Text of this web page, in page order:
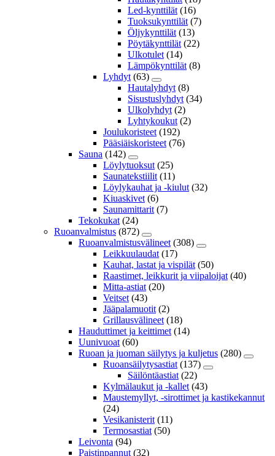
Led-kynttilät (16)
Tuoksukynttilät (7)
Öljykynttilät (13)
Pöytäkynttilät (22)
Ulkotulet (14)
Lämpökynttilät (8)
Lyhdyt (63)
Hautalyhdyt (8)
Sisustuslyhdyt (34)
Ulkolyhdyt (2)
Lyhtykoukut (2)
Joulukoristeet (192)
Pääsiäiskoristeet (76)
Sauna (142)
Löylytuoksut (25)
Saunatekstiilit (11)
Löylykauhat ja -kiulut (32)
Kiuaskivet (6)
Saunamittarit (7)
Tekokukat (24)
Ruoanvalmistus (872)
Ruoanvalmistusvälineet (308)
Leikkuulaudat (17)
Kauhat, lastat ja vispilät (50)
Raastimet, leikkurit ja viipaloijat (40)
Mitta-astiat (20)
Veitset (43)
Jääpalamuotit (2)
Grillausvälineet (18)
Hauduttimet ja keittimet (14)
Uunivuoat (60)
Ruoan ja juoman säilytys ja kuljetus (280)
Ruoansäilytysastiat (137)
Säilöntäastiat (22)
Kylmälaukut ja -kallet (43)
Maustemyllyt, -sirottimet ja kastikekannut
(24)
Vesikanisterit (11)
Termosastiat (50)
Leivonta (94)
Paistinpannut (32)